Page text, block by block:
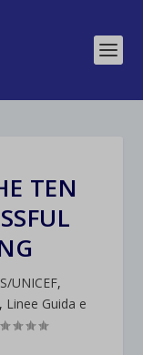
TEN
UNICEF,
, Linee Guida e